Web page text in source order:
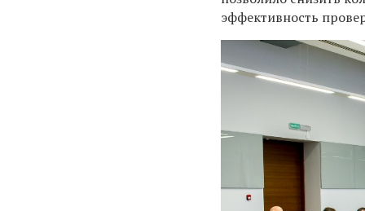
эффективность